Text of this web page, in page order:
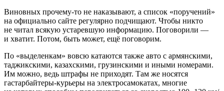
Виновных прочему-то не наказывают, а список «поручений»
на официально сайте регулярно подчищают. Чтобы никто
не читал всякую устаревшую информацию. Поговорили —
и хватит. Потом, быть может, ещё поговорим.
По «выделенкам» вовсю катаются также авто с армянскими,
таджикскими, казахскими, грузинскими и иными номерами.
Им можно, ведь штрафы не приходят. Там же носятся
гастарбайтеры-курьеры на электросамокатах, многие